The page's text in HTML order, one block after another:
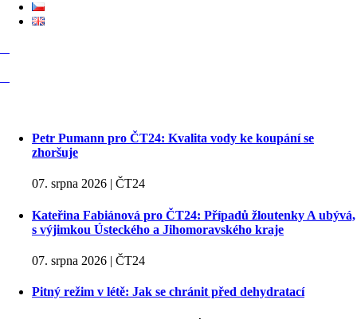
Petr Pumann pro ČT24: Kvalita vody ke koupání se
zhoršuje
07. srpna 2026 | ČT24
Kateřina Fabiánová pro ČT24: Případů žloutenky A ubývá,
s výjimkou Ústeckého a Jihomoravského kraje
07. srpna 2026 | ČT24
Pitný režim v létě: Jak se chránit před dehydratací